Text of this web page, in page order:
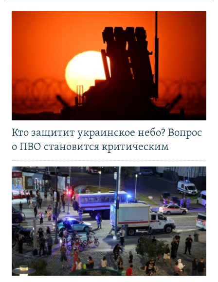
Кто защитит украинское небо? Вопрос
о ПВО становится критическим